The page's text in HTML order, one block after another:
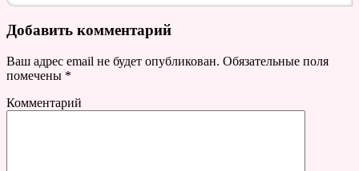
Добавить комментарий
Ваш адрес email не будет опубликован. Обязательные поля
помечены *
Комментарий